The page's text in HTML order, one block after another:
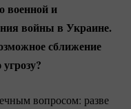
военной и
войны в Украине.
сближение
вопросом: разве